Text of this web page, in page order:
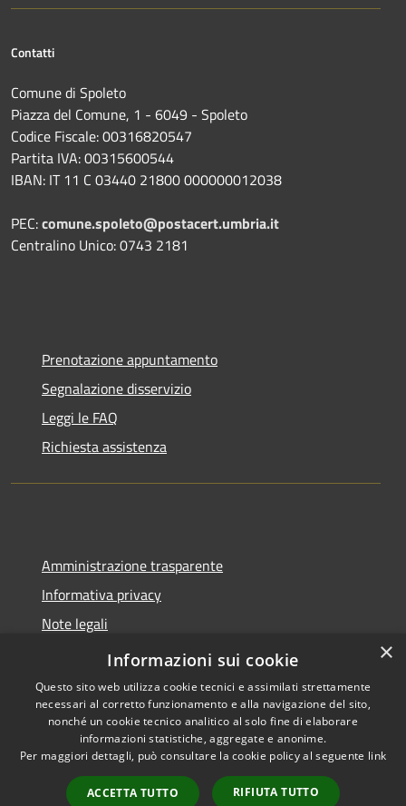
Contatti
Comune di Spoleto
Piazza del Comune, 1 - 6049 - Spoleto
Codice Fiscale: 00316820547
Partita IVA: 00315600544
IBAN: IT 11 C 03440 21800 000000012038
PEC:comune.spoleto@postacert.umbria.it
Centralino Unico: 0743 2181
Prenotazione appuntamento
Segnalazione disservizio
Leggi le FAQ
Richiesta assistenza
Amministrazione trasparente
Informativa privacy
Note legali
Dichiarazione di accessibilità
Accessibilità
Copyright © 2026 • Comune di
Spoleto • Powered by
Municipium•
Accesso
×
Informazioni sui cookie
Questo sito web utilizza cookie tecnici e assimilati strettamente
necessari al corretto funzionamento e alla navigazione del sito,
nonché un cookie tecnico analitico al solo fine di elaborare
informazioni statistiche, aggregate e anonime.
Per maggiori dettagli, può consultare la cookie policy al seguente link
ACCETTA TUTTO RIFIUTA TUTTO